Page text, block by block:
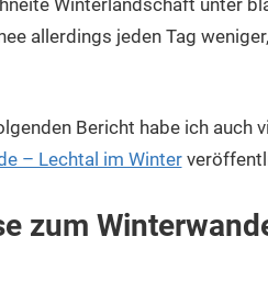
allerdings jeden Tag
Bericht habe ich auch
– Lechtal im Winter
zum